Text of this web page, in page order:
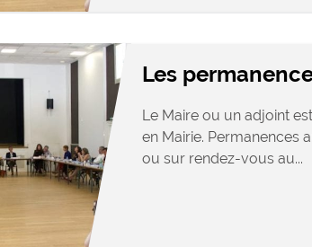
Les
Le Maire ou un adjoint
en Mairie. Permanences
ou sur rendez-vous au...